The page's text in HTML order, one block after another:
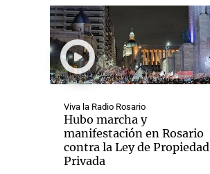
Viva la Radio Rosario
Hubo marcha y
manifestación en Rosario
contra la Ley de Propiedad
Privada
Notas